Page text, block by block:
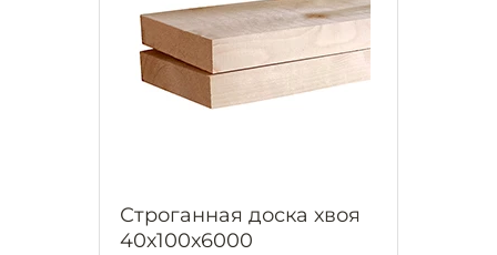
Строганная доска хвоя
40х100х6000